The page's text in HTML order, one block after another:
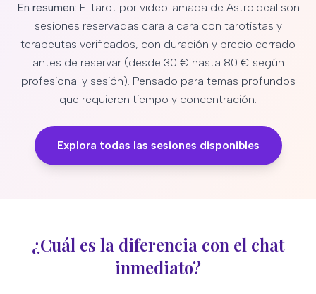
En resumen: El tarot por videollamada de Astroideal son
sesiones reservadas cara a cara con tarotistas y
terapeutas verificados, con duración y precio cerrado
antes de reservar (desde 30 € hasta 80 € según
profesional y sesión). Pensado para temas profundos
que requieren tiempo y concentración.
Explora todas las sesiones disponibles
¿Cuál es la diferencia con el chat
inmediato?